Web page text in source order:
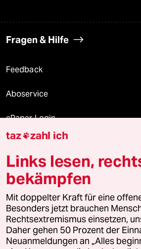
Fragen & Hilfe
Feedback
Aboservice
ePaper Login
Downloads für Abonnierende
© 2026 taz Verlags und Vertriebs
Alle Rechte vorbehalten. Bei rechtlichen
wenden Sie sich bitte an
lizenzen@taz.de
Feedback Redaktionsstatut
taz zahl ich
Links lesen,
bekämpfen
Mit doppelter Kraft für eine
Besonders jetzt brauchen
Rechtsextremismus einsetzen,
Daher gehen 50 Prozent der
Neuanmeldungen an „Alles